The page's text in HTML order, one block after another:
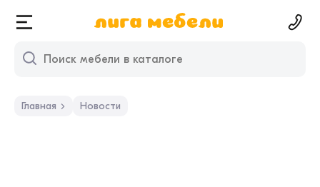
Главная Новости